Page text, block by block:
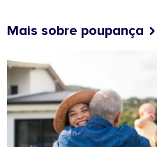
Mais sobre poupança